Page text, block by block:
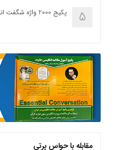
5 پکیج 2000 واژه شگفت انگیز جاوید
مقابله با حواس پرتی